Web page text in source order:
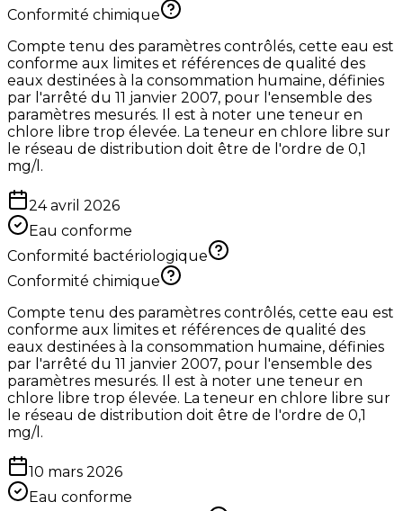
Conformité chimique
Compte tenu des paramètres contrôlés, cette eau est
conforme aux limites et références de qualité des
eaux destinées à la consommation humaine, définies
par l'arrêté du 11 janvier 2007, pour l'ensemble des
paramètres mesurés. Il est à noter une teneur en
chlore libre trop élevée. La teneur en chlore libre sur
le réseau de distribution doit être de l'ordre de 0,1
mg/l.
24 avril 2026
Eau conforme
Conformité bactériologique
Conformité chimique
Compte tenu des paramètres contrôlés, cette eau est
conforme aux limites et références de qualité des
eaux destinées à la consommation humaine, définies
par l'arrêté du 11 janvier 2007, pour l'ensemble des
paramètres mesurés. Il est à noter une teneur en
chlore libre trop élevée. La teneur en chlore libre sur
le réseau de distribution doit être de l'ordre de 0,1
mg/l.
10 mars 2026
Eau conforme